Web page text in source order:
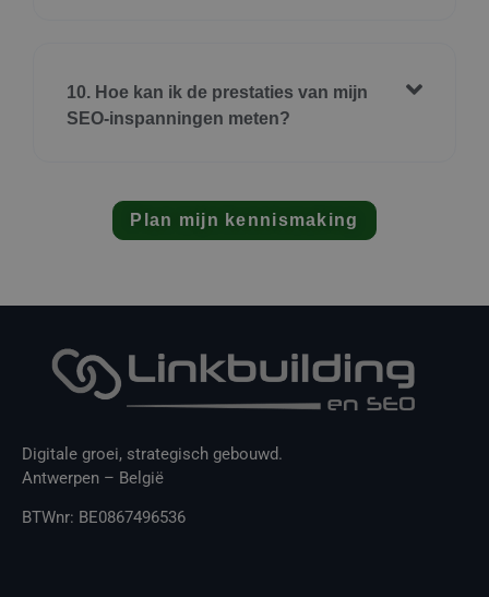
10. Hoe kan ik de prestaties van mijn
SEO-inspanningen meten?
Plan mijn kennismaking
Digitale groei, strategisch gebouwd.
Antwerpen – België
BTWnr: BE0867496536